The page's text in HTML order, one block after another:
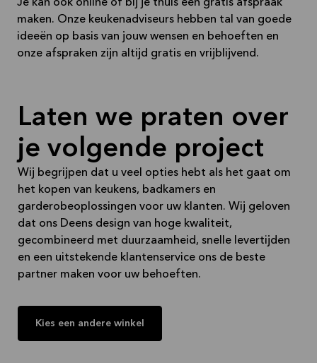
Je kan ook online of bij je thuis een gratis afspraak
maken. Onze keukenadviseurs hebben tal van goede
ideeën op basis van jouw wensen en behoeften en
onze afspraken zijn altijd gratis en vrijblijvend.
Laten we praten over
je volgende project
Wij begrijpen dat u veel opties hebt als het gaat om
het kopen van keukens, badkamers en
garderobeoplossingen voor uw klanten. Wij geloven
dat ons Deens design van hoge kwaliteit,
gecombineerd met duurzaamheid, snelle levertijden
en een uitstekende klantenservice ons de beste
partner maken voor uw behoeften.
Kies een andere winkel